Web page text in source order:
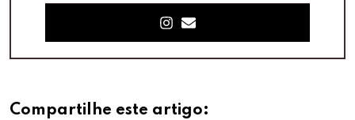
Compartilhe este artigo: